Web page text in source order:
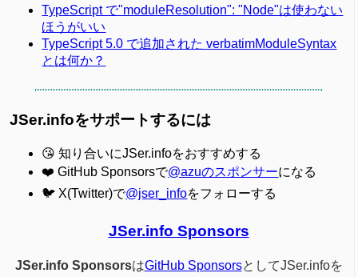
TypeScript で"moduleResolution": "Node"は使わない
ほうがいい
TypeScript 5.0 で追加された verbatimModuleSyntax
とは何か？
JSer.infoをサポートするには
😘 知り合いにJSer.infoをおすすめする
❤️ GitHub Sponsorsで@azuのスポンサーになる
🐦 X(Twitter)で@jser_infoをフォローする
JSer.info Sponsors
JSer.info SponsorsはGitHub SponsorsとしてJSer.infoを